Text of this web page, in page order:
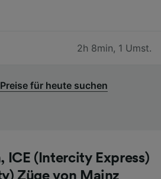
2h 8min, 1 Umst.
für heute suchen
ICE (Intercity Express)
Züge von Mainz